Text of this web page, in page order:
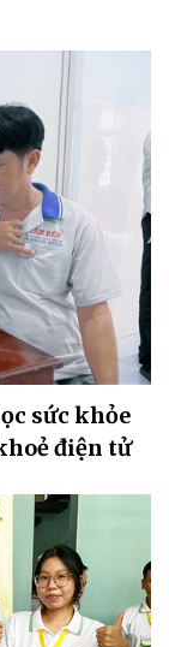
sức khỏe
điện tử